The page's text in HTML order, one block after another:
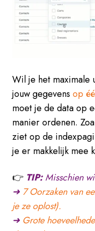
Wil je het maximale
jouw gegevens op
moet je de data op
manier ordenen.
ziet op de
je er makkelijk mee
👉 TIP:Misschien
➜ 7 Oorzaken van
je ze oplost).
➜ Grote